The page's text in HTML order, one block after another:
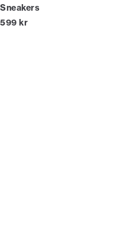
Sneakers
I alt (inkl. rabat)
599 kr